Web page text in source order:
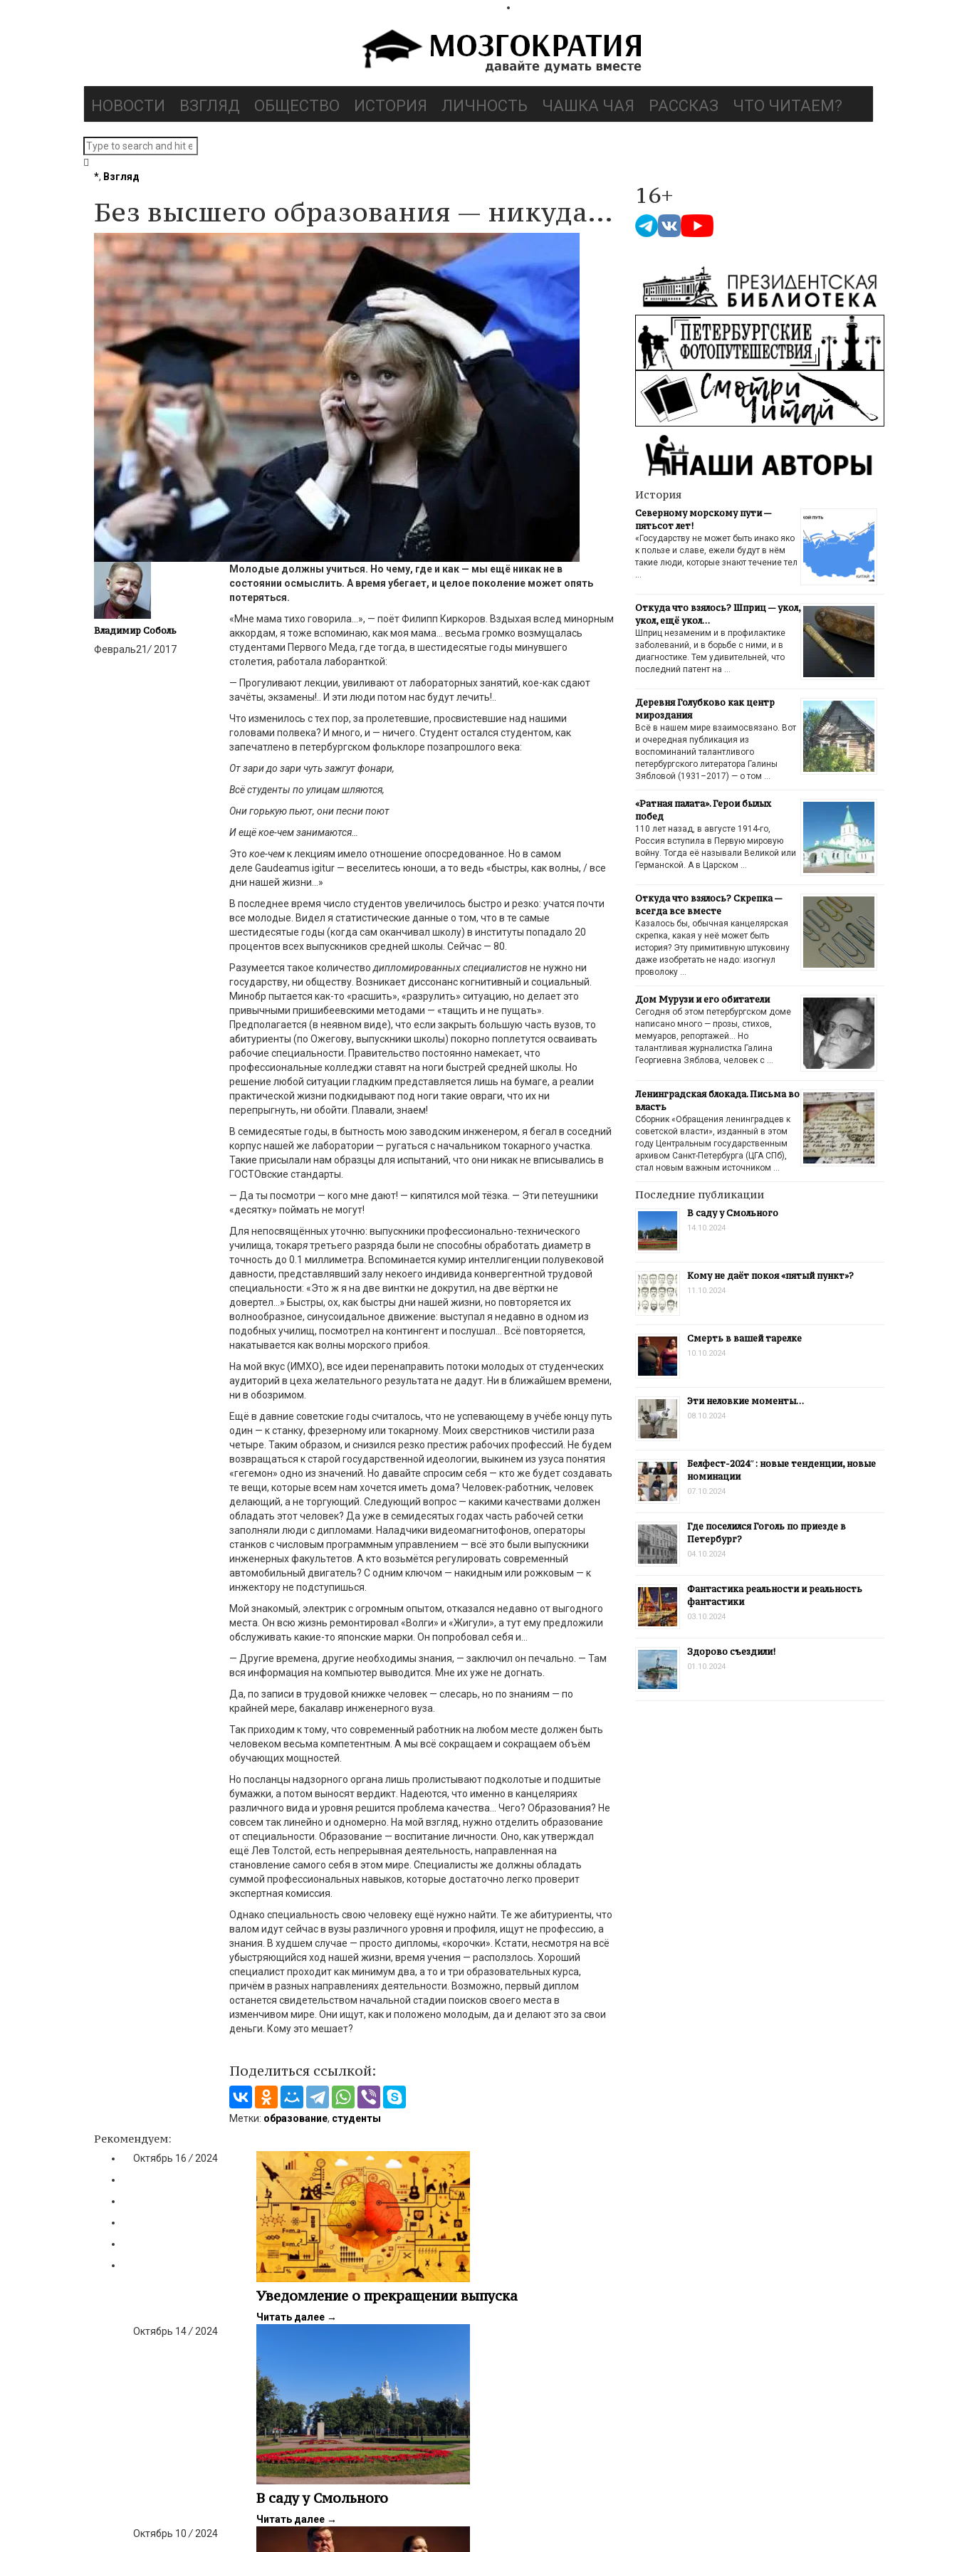
НОВОСТИ ВЗГЛЯД ОБЩЕСТВО ИСТОРИЯ ЛИЧНОСТЬ ЧАШКА ЧАЯ РАССКАЗ ЧТО ЧИТАЕМ?
*, Взгляд
Без высшего образования — никуда…
Владимир Соболь
Февраль21/ 2017
Молодые должны учиться. Но чему, где и как — мы ещё никак не в
состоянии осмыслить. А время убегает, и целое поколение может опять
потеряться.
«Мне мама тихо говорила…», — поёт Филипп Киркоров. Вздыхая вслед минорным
аккордам, я тоже вспоминаю, как моя мама… весьма громко возмущалась
студентами Первого Меда, где тогда, в шестидесятые годы минувшего
столетия, работала лаборанткой:
— Прогуливают лекции, увиливают от лабораторных занятий, кое-как сдают
зачёты, экзамены!.. И эти люди потом нас будут лечить!..
Что изменилось с тех пор, за пролетевшие, просвистевшие над нашими
головами полвека? И много, и — ничего. Студент остался студентом, как
запечатлено в петербургском фольклоре позапрошлого века:
От зари до зари чуть зажгут фонари,
Всё студенты по улицам шляются,
Они горькую пьют, они песни поют
И ещё кое-чем занимаются…
Это кое-чемк лекциям имело отношение опосредованное. Но в самом
деле Gaudeamus igitur — веселитесь юноши, а то ведь «быстры, как волны, / все
дни нашей жизни…»
В последнее время число студентов увеличилось быстро и резко: учатся почти
все молодые. Видел я статистические данные о том, что в те самые
шестидесятые годы (когда сам оканчивал школу) в институты попадало 20
процентов всех выпускников средней школы. Сейчас — 80.
Разумеется такое количество дипломированных специалистов не нужно ни
государству, ни обществу. Возникает диссонанс когнитивный и социальный.
Минобр пытается как-то «расшить», «разрулить» ситуацию, но делает это
привычными пришибеевскими методами — «тащить и не пущать».
Предполагается (в неявном виде), что если закрыть большую часть вузов, то
абитуриенты (по Ожегову, выпускники школы) покорно поплетутся осваивать
рабочие специальности. Правительство постоянно намекает, что
профессиональные колледжи ставят на ноги быстрей средней школы. Но
решение любой ситуации гладким представляется лишь на бумаге, а реалии
практической жизни подкидывают под ноги такие овраги, что их ни
перепрыгнуть, ни обойти. Плавали, знаем!
В семидесятые годы, в бытность мою заводским инженером, я бегал в соседний
корпус нашей же лаборатории — ругаться с начальником токарного участка.
Такие присылали нам образцы для испытаний, что они никак не вписывались в
ГОСТОвские стандарты.
— Да ты посмотри — кого мне дают! — кипятился мой тёзка. — Эти петеушники
«десятку» поймать не могут!
Для непосвящённых уточню: выпускники профессионально-технического
училища, токарятретьего разряда были не способны обработать диаметр в
точность до 0.1 миллиметра. Вспоминается кумир интеллигенции полувековой
давности, представлявший залу некоего индивида конвергентной трудовой
специальности: «Это ж я на две винтки не докрутил, на две вёртки не
довертел…» Быстры, ох, как быстры дни нашей жизни, но повторяется их
волнообразное, синусоидальное движение: выступал я недавно в одном из
подобных училищ, посмотрел на контингент и послушал… Всё повторяется,
накатывается как волны морского прибоя.
На мой вкус (ИМХО), все идеи перенаправить потоки молодых от студенческих
аудиторий в цеха желательного результата не дадут. Ни в ближайшем времени,
ни в обозримом.
Ещё в давние советские годы считалось, что не успевающему в учёбе юнцу путь
один — к станку, фрезерному или токарному. Моих сверстников чистили раза
четыре. Таким образом, и снизился резко престиж рабочих профессий. Не будем
возвращаться к старой государственной идеологии, выкинем из узуса понятия
«гегемон» одно из значений. Но давайте спросим себя — кто же будет создавать
те вещи, которые всем нам хочется иметь дома? Человек-работник, человек
делающий, а не торгующий. Следующий вопрос — какими качествами должен
обладать этот человек? Да уже в семидесятых годах часть рабочей сетки
заполняли люди с дипломами. Наладчики видеомагнитофонов, операторы
станков с числовым программным управлением — всё это были выпускники
инженерных факультетов. А кто возьмётся регулировать современный
автомобильный двигатель? С одним ключом — накидным или рожковым — к
инжектору не подступишься.
Мой знакомый, электрик с огромным опытом, отказался недавно от выгодного
места. Он всю жизнь ремонтировал «Волги» и «Жигули», а тут ему предложили
обслуживать какие-то японские марки. Он попробовал себя и…
— Другие времена, другие необходимы знания, — заключил он печально. — Там
вся информация на компьютер выводится. Мне их уже не догнать.
Да, по записи в трудовой книжке человек — слесарь, но по знаниям — по
крайней мере, бакалавр инженерного вуза.
Так приходим к тому, что современный работник на любом месте должен быть
человеком весьма компетентным. А мы всё сокращаем и сокращаем объём
обучающих мощностей.
Но посланцы надзорного органа лишь пролистывают подколотые и подшитые
бумажки, а потом выносят вердикт. Надеются, что именно в канцеляриях
различного вида и уровня решится проблема качества… Чего? Образования? Не
совсем так линейно и одномерно. На мой взгляд, нужно отделить образование
от специальности. Образование — воспитание личности. Оно, как утверждал
ещё Лев Толстой, есть непрерывная деятельность, направленная на
становление самого себя в этом мире. Специалисты же должны обладать
суммой профессиональных навыков, которые достаточно легко проверит
экспертная комиссия.
Однако специальность свою человеку ещё нужно найти. Те же абитуриенты, что
валом идут сейчас в вузы различного уровня и профиля, ищут не профессию, а
знания. В худшем случае — просто дипломы, «корочки». Кстати, несмотря на всё
убыстряющийся ход нашей жизни, время учения — расползлось. Хороший
специалист проходит как минимум два, а то и три образовательных курса,
причём в разных направлениях деятельности. Возможно, первый диплом
останется свидетельством начальной стадии поисков своего места в
изменчивом мире. Они ищут, как и положено молодым, да и делают это за свои
деньги. Кому это мешает?
Поделиться ссылкой:
Метки: образование, студенты
Рекомендуем:
Октябрь 16 / 2024
Уведомление о прекращении выпуска
Читать далее →
Октябрь 14/ 2024
В саду у Смольного
Читать далее →
Октябрь 10 / 2024
16+
История
Северному морскому пути —
пятьсот лет!
«Государству не может быть инако яко
к пользе и славе, ежели будут в нём
такие люди, которые знают течение тел
Откуда что взялось? Шприц — укол,
укол, ещё укол…
Шприц незаменим и в профилактике
заболеваний, и в борьбе с ними, и в
диагностике. Тем удивительней, что
последний патент на …
Деревня Голубково как центр
мироздания
Всё в нашем мире взаимосвязано. Вот
и очередная публикация из
воспоминаний талантливого
петербургского литератора Галины
Зябловой (1931–2017) — о том …
«Ратная палата». Герои былых
побед
110 лет назад, в августе 1914-го,
Россия вступила в Первую мировую
войну. Тогда её называли Великой или
Германской. А в Царском …
Откуда что взялось? Скрепка —
всегда все вместе
Казалось бы, обычная канцелярская
скрепка, какая у неё может быть
история? Эту примитивную штуковину
даже изобретать не надо: изогнул
проволоку …
Дом Мурузи и его обитатели
Сегодня об этом петербургском доме
написано много — прозы, стихов,
мемуаров, репортажей… Но
талантливая журналистка Галина
Георгиевна Зяблова, человек с …
Ленинградская блокада. Письма во
власть
Сборник «Обращения ленинградцев к
советской власти», изданный в этом
году Центральным государственным
архивом Санкт-Петербурга (ЦГА СПб),
стал новым важным источником …
Последние публикации
В саду у Смольного
14.10.2024
Кому не даёт покоя «пятый пункт»?
11.10.2024
Смерть в вашей тарелке
10.10.2024
Эти неловкие моменты…
08.10.2024
Белфест-2024″: новые тенденции, новые
номинации
07.10.2024
Где поселился Гоголь по приезде в
Петербург?
04.10.2024
Фантастика реальности и реальность
фантастики
03.10.2024
Здорово съездили!
01.10.2024